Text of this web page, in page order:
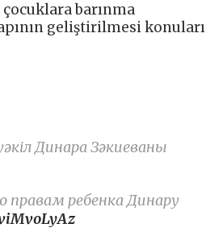
barınma
geliştirilmesi konuları
Динара Зәкиеваны
правам ребенка Динару